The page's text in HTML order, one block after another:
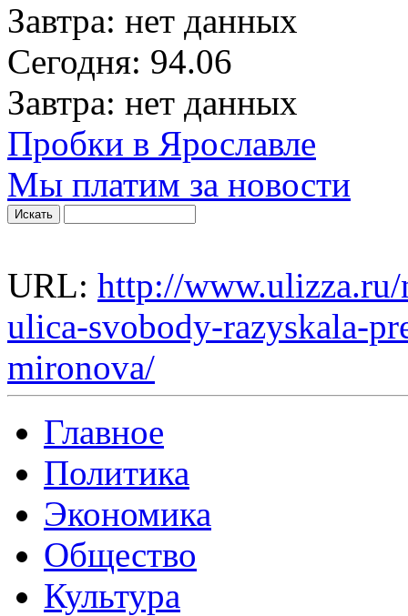
Завтра: нет данных
Сегодня: 94.06
Завтра: нет данных
Пробки в Ярославле
Мы платим за новости
URL: http://
ulica-svobody-razyskala-
mironova/
Главное
Политика
Экономика
Общество
Культура